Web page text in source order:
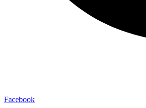
Facebook